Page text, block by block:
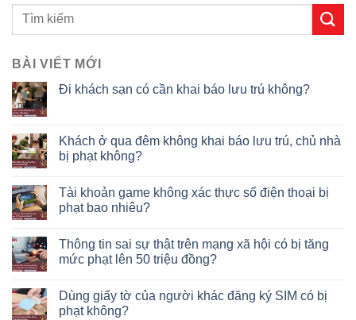
BÀI VIẾT MỚI
Đi khách sạn có cần khai báo lưu trú không?
Khách ở qua đêm không khai báo lưu trú, chủ nhà
bị phạt không?
Tài khoản game không xác thực số điện thoại bị
phạt bao nhiêu?
Thông tin sai sự thật trên mạng xã hội có bị tăng
mức phạt lên 50 triệu đồng?
Dùng giấy tờ của người khác đăng ký SIM có bị
phạt không?